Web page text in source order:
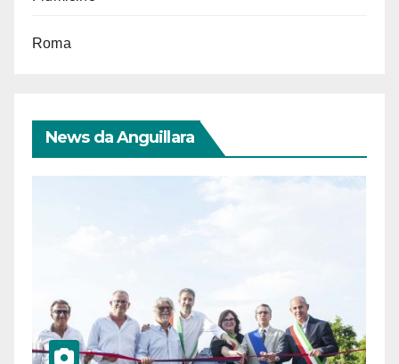
Roma
News da Anguillara